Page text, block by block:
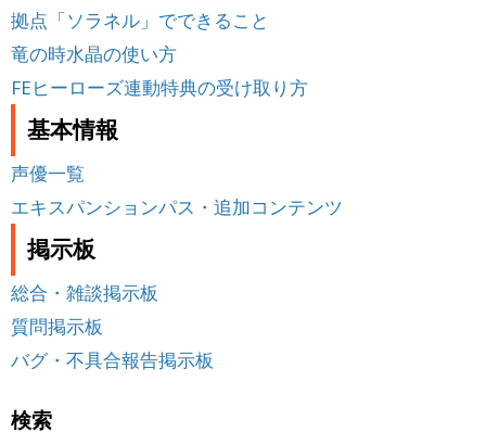
拠点「ソラネル」でできること
竜の時水晶の使い方
FEヒーローズ連動特典の受け取り方
基本情報
声優一覧
エキスパンションパス・追加コンテンツ
掲示板
総合・雑談掲示板
質問掲示板
バグ・不具合報告掲示板
検索